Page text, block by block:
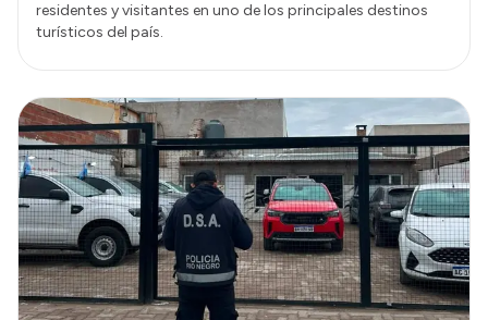
residentes y visitantes en uno de los principales destinos
turísticos del país.